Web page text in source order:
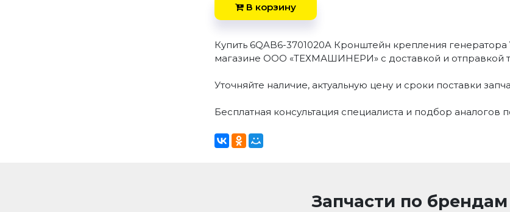
В корзину
Купить 6QAB6-3701020A Кронштейн крепления генератора
магазине ООО «ТЕХМАШИНЕРИ» с доставкой и отправкой
Уточняйте наличие, актуальную цену и сроки поставки
Бесплатная консультация специалиста и подбор аналогов
Запчасти по брендам